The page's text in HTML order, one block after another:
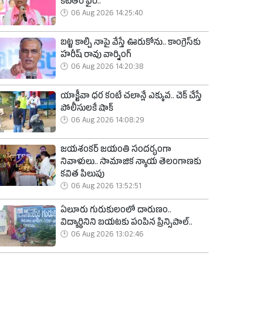
06 Aug 2026 14:25:40
బట్ట కాల్చి నాపై వేస్తే ఊరుకోను.. కాంగ్రెస్‌కు
హరీష్ రావు వార్నింగ్
06 Aug 2026 14:20:38
యాక్టీవా ధర కంటే చలాన్లే ఎక్కువ.. చెక్ చేస్తే
పోలీసులకే షాక్
06 Aug 2026 14:08:29
జయశంకర్ జయంతి సందర్భంగా
నివాళులు.. సామాజిక న్యాయ తెలంగాణకు
కవిత పిలుపు
06 Aug 2026 13:52:51
ఏలూరు గురుకులంలో దారుణం..
విద్యార్థినిని బయటకు పంపిన ప్రిన్సిపాల్..
06 Aug 2026 13:02:46